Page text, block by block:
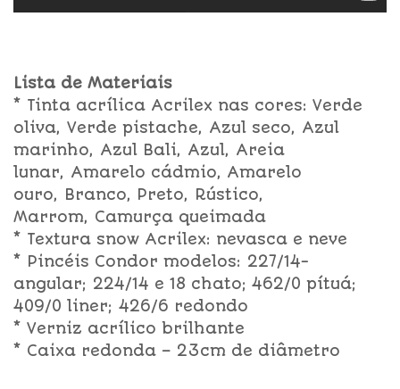
Lista de Materiais
* Tinta acrílica Acrilex nas cores: Verde
oliva, Verde pistache, Azul seco, Azul
marinho, Azul Bali, Azul, Areia
lunar, Amarelo cádmio, Amarelo
ouro, Branco, Preto, Rústico,
Marrom, Camurça queimada
* Textura snow Acrilex: nevasca e neve
* Pincéis Condor modelos: 227/14-
angular; 224/14 e 18 chato; 462/0 pítuá;
409/0 liner; 426/6 redondo
* Verniz acrílico brilhante
* Caixa redonda – 23cm de diâmetro